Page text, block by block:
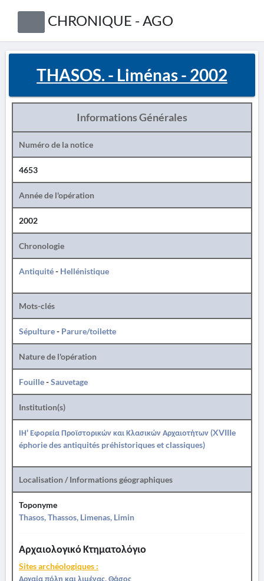
CHRONIQUE - AGO
THASOS. - Liménas - 2002
Informations Générales
Numéro de la notice
4653
Année de l'opération
2002
Chronologie
Antiquité- Hellénistique
Mots-clés
Sépulture- Parure/toilette
Nature de l'opération
Fouille-Sauvetage
Institution(s)
ΙΗ' Εφορεία Προϊστορικών και Κλασικών Αρχαιοτήτων (XVIIIe
éphorie des antiquités préhistoriques et classiques)
Localisation / Informations géographiques
Toponyme
Thasos, Thassos, Limenas, Limin
Αρχαιολογικό Κτηματολόγιο
Sites archéologiques :
Αρχαία πόλη και λιμένας, Θάσος